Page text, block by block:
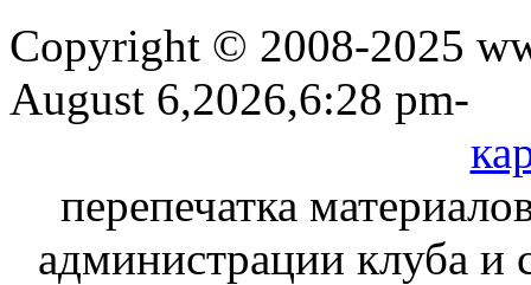
Copyright © 2008-2025
August 6,2026,6:28 pm-
перепечатка
администрации клуба и